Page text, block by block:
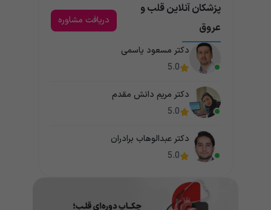
پزشکان آنلاین قلب و
عروق
دریافت مشاوره
دکتر مسعود یاسمی
5.0
دکتر مریم دانش مقدم
5.0
دکتر عبدالوهاب برادران
5.0